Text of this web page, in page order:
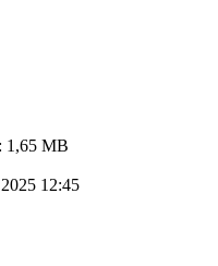
1,65 MB
12:45